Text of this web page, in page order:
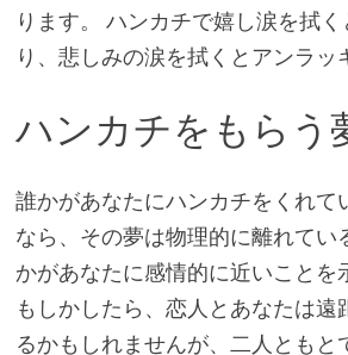
ります。 ハンカチで嬉し涙を拭
り、悲しみの涙を拭くとアンラッ
ハンカチをもらう
誰かがあなたにハンカチをくれて
なら、その夢は物理的に離れてい
かがあなたに感情的に近いことを
もしかしたら、恋人とあなたは遠
るかもしれませんが、二人ともと